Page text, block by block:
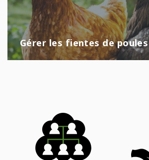
Gérer les fientes de poules